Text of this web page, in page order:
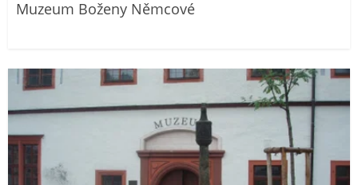
Muzeum Boženy Němcové